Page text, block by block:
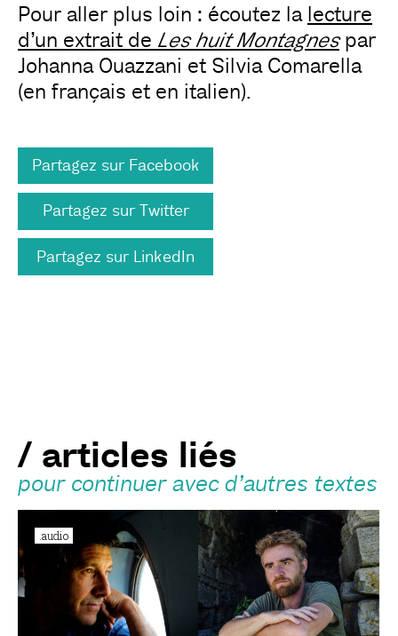
Pour aller plus loin : écoutez la lecture
d’un extrait de Les huit Montagnespar
Johanna Ouazzani et Silvia Comarella
(en français et en italien).
Partagez sur Facebook
Partagez sur Twitter
Partagez sur LinkedIn
/ articles liés
pour continuer avec d’autres textes
.audio